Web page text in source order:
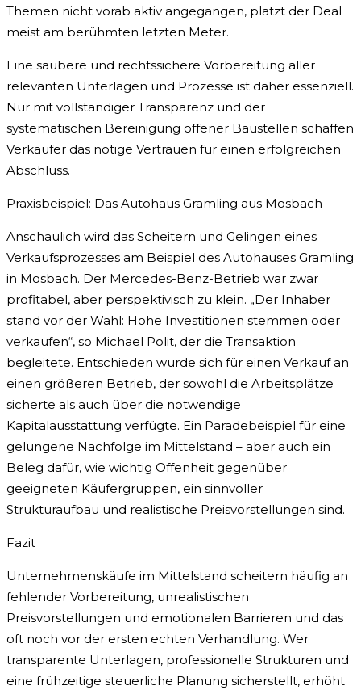
Themen nicht vorab aktiv angegangen, platzt der Deal
meist am berühmten letzten Meter.
Eine saubere und rechtssichere Vorbereitung aller
relevanten Unterlagen und Prozesse ist daher essenziell.
Nur mit vollständiger Transparenz und der
systematischen Bereinigung offener Baustellen schaffen
Verkäufer das nötige Vertrauen für einen erfolgreichen
Abschluss.
Praxisbeispiel: Das Autohaus Gramling aus Mosbach
Anschaulich wird das Scheitern und Gelingen eines
Verkaufsprozesses am Beispiel des Autohauses Gramling
in Mosbach. Der Mercedes-Benz-Betrieb war zwar
profitabel, aber perspektivisch zu klein. „Der Inhaber
stand vor der Wahl: Hohe Investitionen stemmen oder
verkaufen“, so Michael Polit, der die Transaktion
begleitete. Entschieden wurde sich für einen Verkauf an
einen größeren Betrieb, der sowohl die Arbeitsplätze
sicherte als auch über die notwendige
Kapitalausstattung verfügte. Ein Paradebeispiel für eine
gelungene Nachfolge im Mittelstand – aber auch ein
Beleg dafür, wie wichtig Offenheit gegenüber
geeigneten Käufergruppen, ein sinnvoller
Strukturaufbau und realistische Preisvorstellungen sind.
Fazit
Unternehmenskäufe im Mittelstand scheitern häufig an
fehlender Vorbereitung, unrealistischen
Preisvorstellungen und emotionalen Barrieren und das
oft noch vor der ersten echten Verhandlung. Wer
transparente Unterlagen, professionelle Strukturen und
eine frühzeitige steuerliche Planung sicherstellt, erhöht